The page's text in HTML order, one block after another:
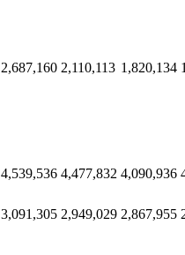
2,687,160 2,110,113 1,820,134
4,539,536 4,477,832 4,090,936
3,091,305 2,949,029 2,867,955